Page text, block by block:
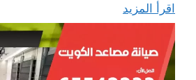
اقرأ المزيد